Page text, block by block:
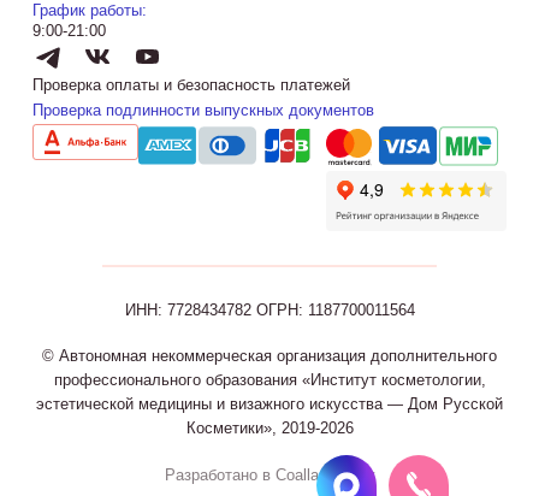
График работы:
9:00-21:00
Проверка оплаты и безопасность платежей
Проверка подлинности выпускных документов
ИНН: 7728434782 ОГРН: 1187700011564
© Автономная некоммерческая организация дополнительного
профессионального образования «Институт косметологии,
эстетической медицины и визажного искусства — Дом Русской
Косметики», 2019-2026
Разработано в Coalla Agency